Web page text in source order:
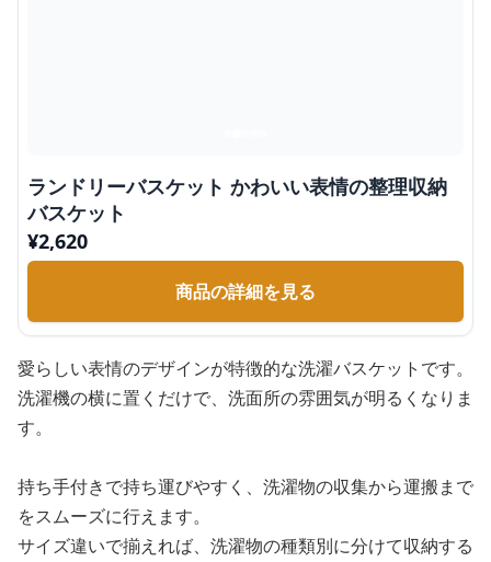
ランドリーバスケット かわいい表情の整理収納
バスケット
¥2,620
商品の詳細を見る
愛らしい表情のデザインが特徴的な洗濯バスケットです。
洗濯機の横に置くだけで、洗面所の雰囲気が明るくなりま
す。
持ち手付きで持ち運びやすく、洗濯物の収集から運搬まで
をスムーズに行えます。
サイズ違いで揃えれば、洗濯物の種類別に分けて収納する